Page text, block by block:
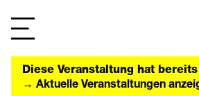
Diese Veranstaltung hat
→ Aktuelle Veranstaltungen